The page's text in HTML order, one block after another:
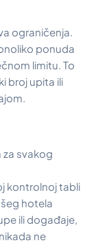
ograničenja.
ponuda
limitu. To
broj upita ili
svakog
kontrolnoj tabli
hotela
ili događaje,
ne